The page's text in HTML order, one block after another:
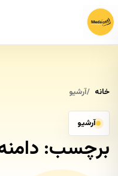
خانه آرشیو
آرشیو
برچسب: